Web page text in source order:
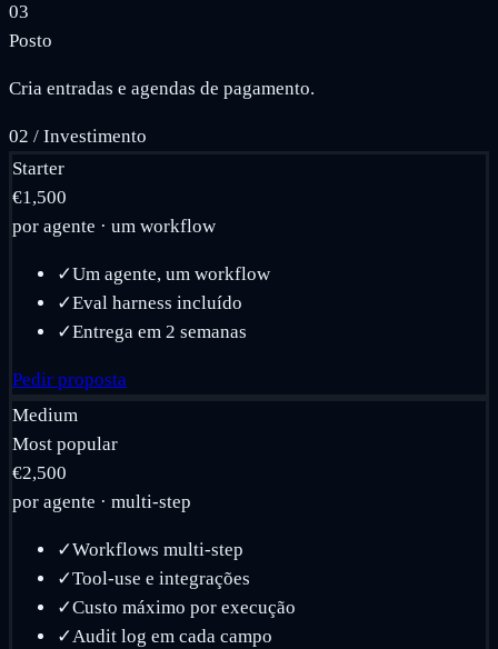
03
Posto
Cria entradas e agendas de pagamento.
02 / Investimento
Starter
€1,500
por agente · um workflow
✓Um agente, um workflow
✓Eval harness incluído
✓Entrega em 2 semanas
Pedir proposta
Medium
Most popular
€2,500
por agente · multi-step
✓Workflows multi-step
✓Tool-use e integrações
✓Custo máximo por execução
✓Audit log em cada campo